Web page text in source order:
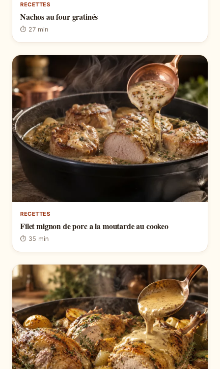
RECETTES
Nachos au four gratinés
⏱ 27 min
RECETTES
Filet mignon de porc a la moutarde au cookeo
⏱ 35 min